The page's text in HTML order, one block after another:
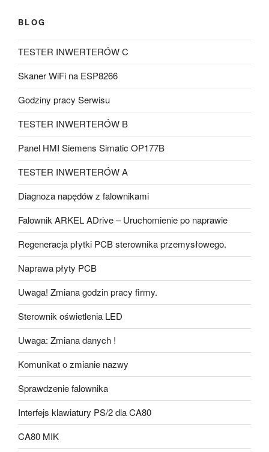
BLOG
TESTER INWERTERÓW C
Skaner WiFi na ESP8266
Godziny pracy Serwisu
TESTER INWERTERÓW B
Panel HMI Siemens Simatic OP177B
TESTER INWERTERÓW A
Diagnoza napędów z falownikami
Falownik ARKEL ADrive – Uruchomienie po naprawie
Regeneracja płytki PCB sterownika przemysłowego.
Naprawa płyty PCB
Uwaga! Zmiana godzin pracy firmy.
Sterownik oświetlenia LED
Uwaga: Zmiana danych !
Komunikat o zmianie nazwy
Sprawdzenie falownika
Interfejs klawiatury PS/2 dla CA80
CA80 MIK